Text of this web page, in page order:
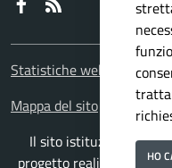
Statistiche web
Mappa del sito
Il sito istituzionale del
progetto realizzato daHO